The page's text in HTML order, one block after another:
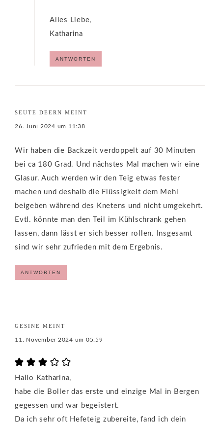
Alles Liebe,
Katharina
ANTWORTEN
SEUTE DEERN MEINT
26. Juni 2024 um 11:38
Wir haben die Backzeit verdoppelt auf 30 Minuten
bei ca 180 Grad. Und nächstes Mal machen wir eine
Glasur. Auch werden wir den Teig etwas fester
machen und deshalb die Flüssigkeit dem Mehl
beigeben während des Knetens und nicht umgekehrt.
Evtl. könnte man den Teil im Kühlschrank gehen
lassen, dann lässt er sich besser rollen. Insgesamt
sind wir sehr zufrieden mit dem Ergebnis.
ANTWORTEN
GESINE MEINT
11. November 2024 um 05:59
Hallo Katharina,
habe die Boller das erste und einzige Mal in Bergen
gegessen und war begeistert.
Da ich sehr oft Hefeteig zubereite, fand ich dein